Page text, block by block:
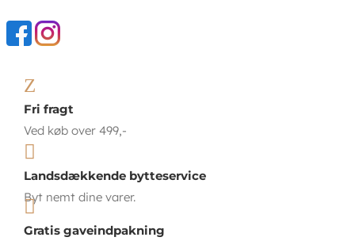
Z
Fri fragt
Ved køb over 499,-

Landsdækkende bytteservice
Byt nemt dine varer.

Gratis gaveindpakning